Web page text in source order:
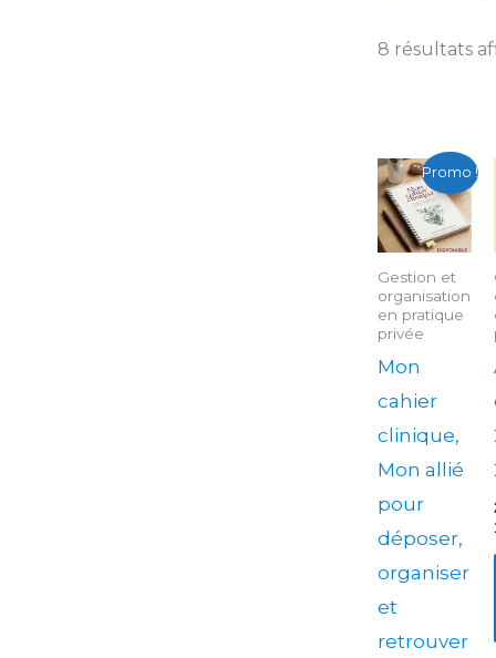
8 résultats
Promo !
Gestion et
organisation
en pratique
privée
Mon
cahier
clinique,
Mon allié
pour
déposer,
organiser
et
retrouver
Le
prix
initial
était :
44.00$.
Le
prix
actuel
est :
35.00$.